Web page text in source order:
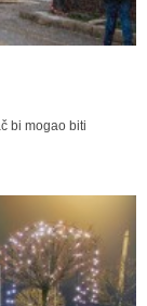
bi mogao biti